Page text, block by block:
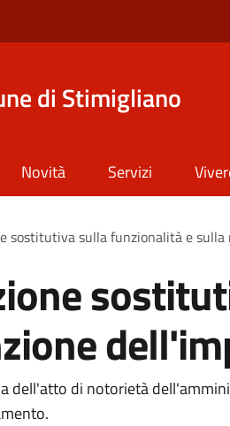
di Stimigliano
Novità Servizi
pane
sostitutiva sulla funzionalità e
dell'atto di notorietà